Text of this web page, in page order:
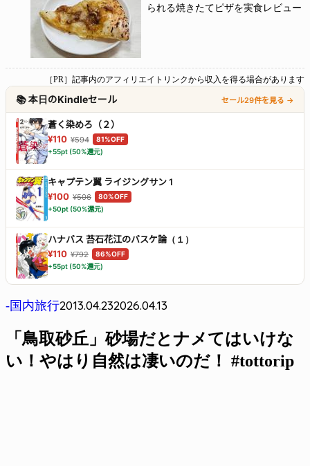
られる焼きたてピザを実食レビュー
［PR］記事内のアフィリエイトリンクから収入を得る場合があります
📚 本日のKindleセール セール29件を見る →
蒼く染めろ（２）
¥110 ¥594
81%OFF
+55pt (50%還元)
キャプテン翼 ライジングサン 1
¥100 ¥506
80%OFF
+50pt (50%還元)
ハナバス 苔石花江のバスケ論（１）
¥110 ¥792
86%OFF
+55pt (50%還元)
-国内旅行2013.04.232026.04.13
「鳥取砂丘」砂場だとナメてはいけな
い！やはり自然は凄いのだ！ #tottorip